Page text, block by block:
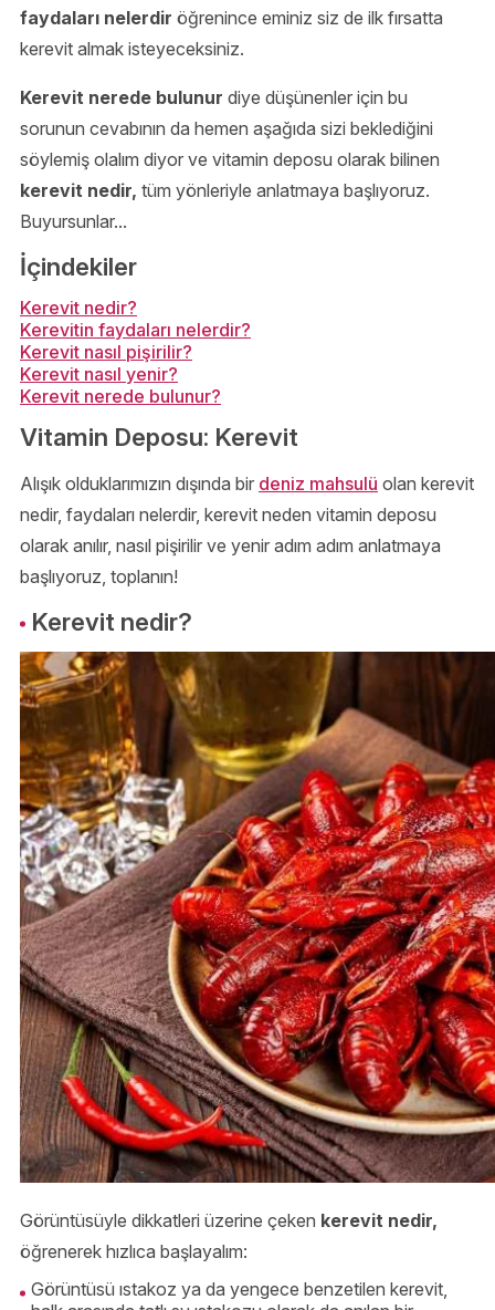
faydaları nelerdir öğrenince eminiz siz de ilk fırsatta
kerevit almak isteyeceksiniz.
Kerevit nerede bulunur diye düşünenler için bu
sorunun cevabının da hemen aşağıda sizi beklediğini
söylemiş olalım diyor ve vitamin deposu olarak bilinen
kerevit nedir, tüm yönleriyle anlatmaya başlıyoruz.
Buyursunlar...
İçindekiler
Kerevit nedir?
Kerevitin faydaları nelerdir?
Kerevit nasıl pişirilir?
Kerevit nasıl yenir?
Kerevit nerede bulunur?
Vitamin Deposu: Kerevit
Alışık olduklarımızın dışında bir deniz mahsulü olan kerevit
nedir, faydaları nelerdir, kerevit neden vitamin deposu
olarak anılır, nasıl pişirilir ve yenir adım adım anlatmaya
başlıyoruz, toplanın!
Kerevit nedir?
Görüntüsüyle dikkatleri üzerine çeken kerevit nedir,
öğrenerek hızlıca başlayalım:
Görüntüsü ıstakoz ya da yengece benzetilen kerevit,